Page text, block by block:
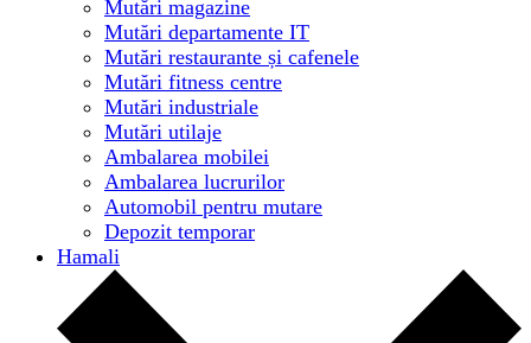
Mutări magazine
Mutări departamente IT
Mutări restaurante și cafenele
Mutări fitness centre
Mutări industriale
Mutări utilaje
Ambalarea mobilei
Ambalarea lucrurilor
Automobil pentru mutare
Depozit temporar
Hamali